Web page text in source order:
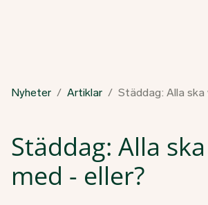
Nyheter Artiklar
Städdag: Alla
med - eller?